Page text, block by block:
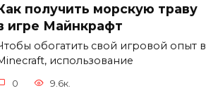
получить морскую траву
игре Майнкрафт
обогатить свой игровой опыт в
использование
0 9.6к.